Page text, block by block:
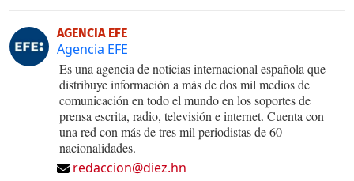
AGENCIA EFE
Agencia EFE
Es una agencia de noticias internacional española que
distribuye información a más de dos mil medios de
comunicación en todo el mundo en los soportes de
prensa escrita, radio, televisión e internet. Cuenta con
una red con más de tres mil periodistas de 60
nacionalidades.
redaccion@diez.hn